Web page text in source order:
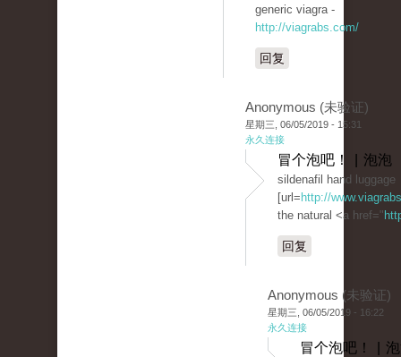
generic viagra -
http://viagrabs.com/
回复
Anonymous (未验证)
星期三, 06/05/2019 - 15:31
永久连接
冒个泡吧！ | 泡泡
sildenafil hand luggage
[url= http://
the natural <a href="
回复
Anonymous (未验证)
星期三, 06/05/2019 - 16:22
永久连接
冒个泡吧！ |